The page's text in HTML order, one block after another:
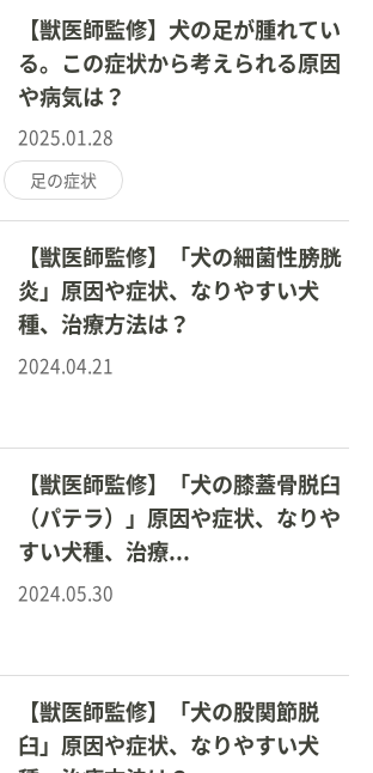
【獣医師監修】犬の足が腫れてい
る。この症状から考えられる原因
や病気は？
2025.01.28
足の症状
【獣医師監修】「犬の細菌性膀胱
炎」原因や症状、なりやすい犬
種、治療方法は？
2024.04.21
【獣医師監修】「犬の膝蓋骨脱臼
（パテラ）」原因や症状、なりや
すい犬種、治療...
2024.05.30
【獣医師監修】「犬の股関節脱
臼」原因や症状、なりやすい犬